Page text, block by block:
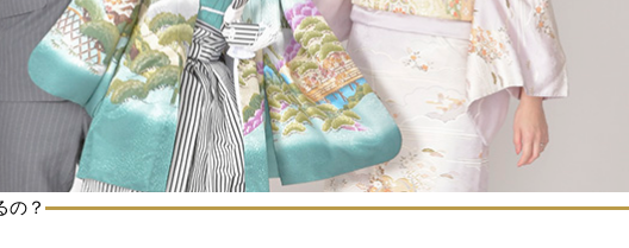
の？